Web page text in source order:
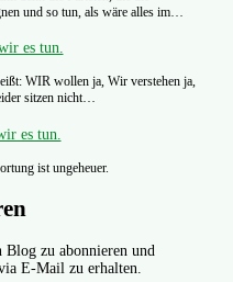
und so tun, als wäre alles im…
es tun.
WIR wollen ja, Wir verstehen ja,
sitzen nicht…
es tun.
ist ungeheuer.
zu abonnieren und
E-Mail zu erhalten.